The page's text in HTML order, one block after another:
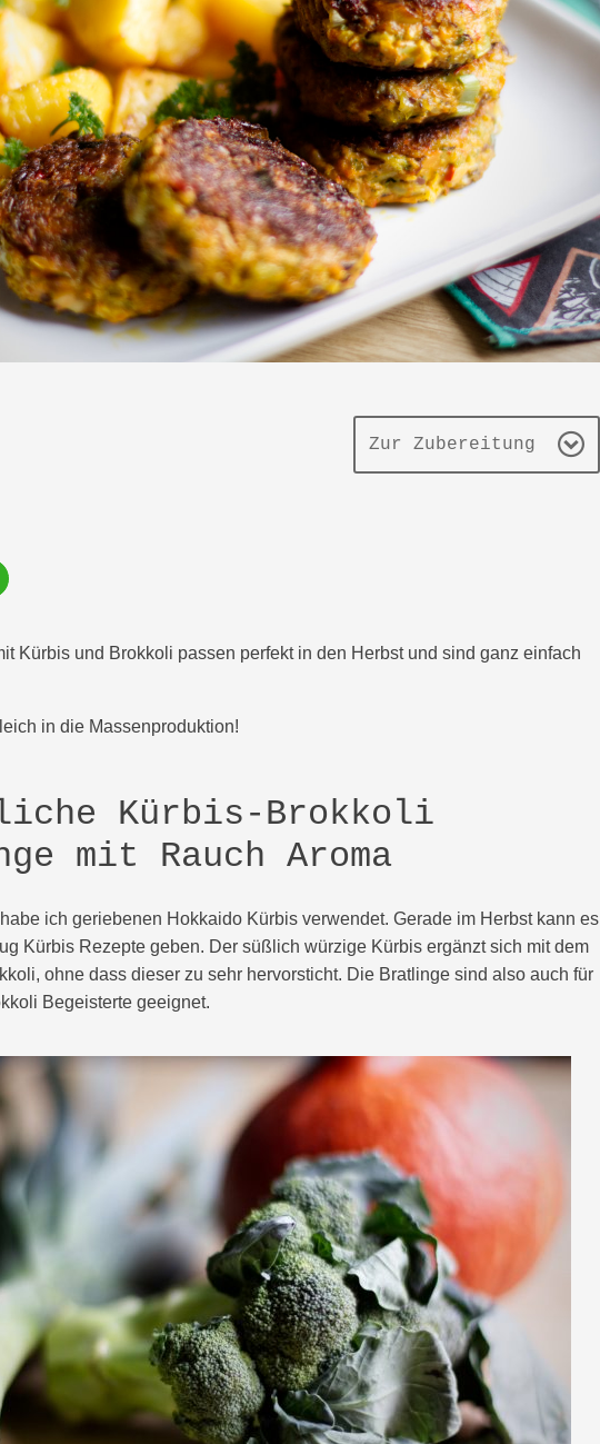
Zur Zubereitung
Kürbis und Brokkoli passen perfekt in den Herbst und sind ganz einfach
in die Massenproduktion!
Kürbis-Brokkoli
mit Rauch Aroma
ich geriebenen Hokkaido Kürbis verwendet. Gerade im Herbst kann es
Kürbis Rezepte geben. Der süßlich würzige Kürbis ergänzt sich mit dem
ohne dass dieser zu sehr hervorsticht. Die Bratlinge sind also auch für
Begeisterte geeignet.